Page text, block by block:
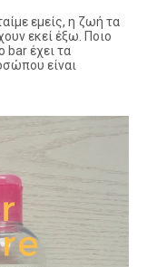
εμείς, η ζωή τα
εκεί έξω. Ποιο
bar έχει τα
είναι